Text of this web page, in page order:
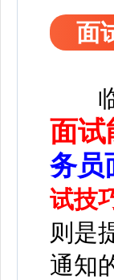
面
临
面试
务员
试技
则是
通知